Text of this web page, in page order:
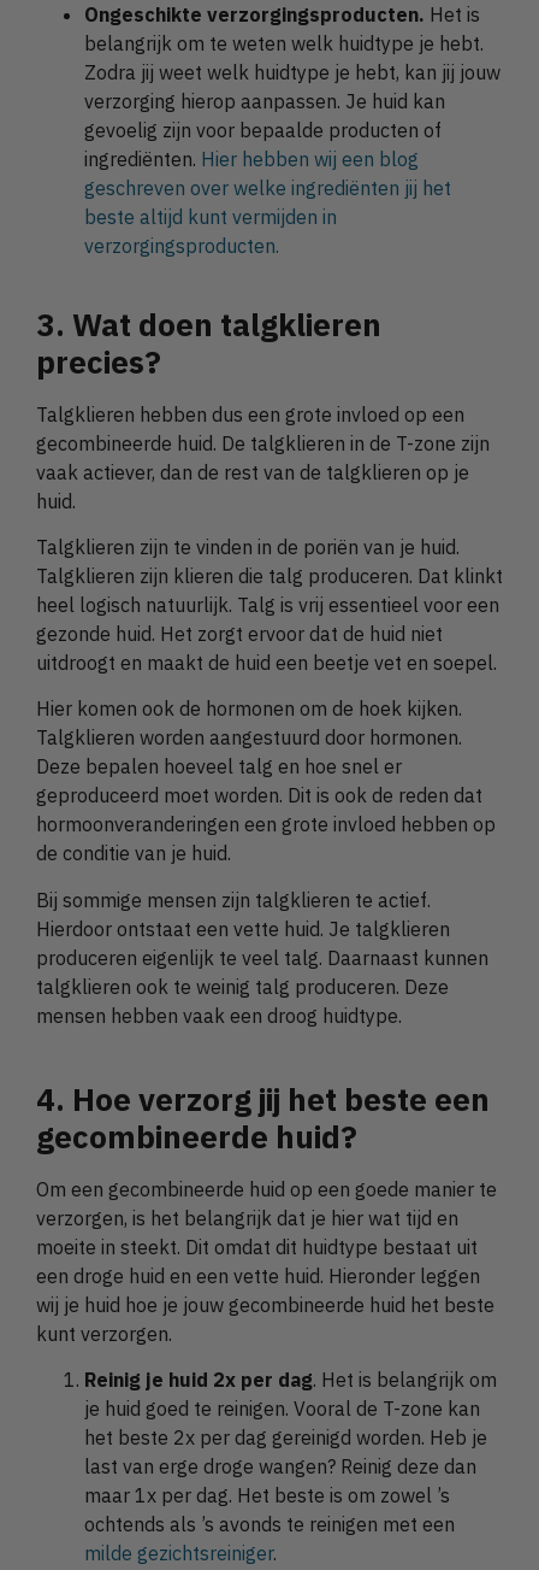
Ongeschikte verzorgingsproducten. Het is
belangrijk om te weten welk huidtype je hebt.
Zodra jij weet welk huidtype je hebt, kan jij jouw
verzorging hierop aanpassen. Je huid kan
gevoelig zijn voor bepaalde producten of
ingrediënten. Hier hebben wij een blog
geschreven over welke ingrediënten jij het
beste altijd kunt vermijden in
verzorgingsproducten.
3. Wat doen talgklieren
precies?
Talgklieren hebben dus een grote invloed op een
gecombineerde huid. De talgklieren in de T-zone zijn
vaak actiever, dan de rest van de talgklieren op je
huid.
Talgklieren zijn te vinden in de poriën van je huid.
Talgklieren zijn klieren die talg produceren. Dat klinkt
heel logisch natuurlijk. Talg is vrij essentieel voor een
gezonde huid. Het zorgt ervoor dat de huid niet
uitdroogt en maakt de huid een beetje vet en soepel.
Hier komen ook de hormonen om de hoek kijken.
Talgklieren worden aangestuurd door hormonen.
Deze bepalen hoeveel talg en hoe snel er
geproduceerd moet worden. Dit is ook de reden dat
hormoonveranderingen een grote invloed hebben op
de conditie van je huid.
Bij sommige mensen zijn talgklieren te actief.
Hierdoor ontstaat een vette huid. Je talgklieren
produceren eigenlijk te veel talg. Daarnaast kunnen
talgklieren ook te weinig talg produceren. Deze
mensen hebben vaak een droog huidtype.
4. Hoe verzorg jij het beste een
gecombineerde huid?
Om een gecombineerde huid op een goede manier te
verzorgen, is het belangrijk dat je hier wat tijd en
moeite in steekt. Dit omdat dit huidtype bestaat uit
een droge huid en een vette huid. Hieronder leggen
wij je huid hoe je jouw gecombineerde huid het beste
kunt verzorgen.
Reinig je huid 2x per dag. Het is belangrijk om
je huid goed te reinigen. Vooral de T-zone kan
het beste 2x per dag gereinigd worden. Heb je
last van erge droge wangen? Reinig deze dan
maar 1x per dag. Het beste is om zowel ’s
ochtends als ’s avonds te reinigen met een
milde gezichtsreiniger.